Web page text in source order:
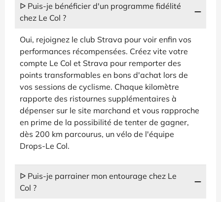
ᐅ Puis-je bénéficier d'un programme fidélité
chez Le Col ?
Oui, rejoignez le club Strava pour voir enfin vos
performances récompensées. Créez vite votre
compte Le Col et Strava pour remporter des
points transformables en bons d'achat lors de
vos sessions de cyclisme. Chaque kilomètre
rapporte des ristournes supplémentaires à
dépenser sur le site marchand et vous rapproche
en prime de la possibilité de tenter de gagner,
dès 200 km parcourus, un vélo de l'équipe
Drops-Le Col.
ᐅ Puis-je parrainer mon entourage chez Le
Col ?